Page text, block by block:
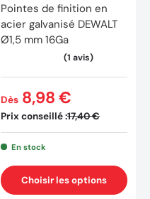
Pointes de finition en
acier galvanisé DEWALT
Ø1,5 mm 16Ga
Prix conseillé :17,40 €
Dès 8,98 €
En stock
Choisir les options